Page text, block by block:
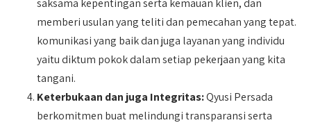
saksama kepentingan serta kemauan klien, dan
memberi usulan yang teliti dan pemecahan yang tepat.
komunikasi yang baik dan juga layanan yang individu
yaitu diktum pokok dalam setiap pekerjaan yang kita
tangani.
Keterbukaan dan juga Integritas:Qyusi Persada
berkomitmen buat melindungi transparansi serta